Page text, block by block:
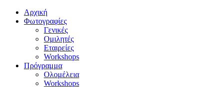
Αρχική
Φωτογραφίες
Γενικές
Ομιλητές
Εταιρείες
Workshops
Πρόγραμμα
Ολομέλεια
Workshops